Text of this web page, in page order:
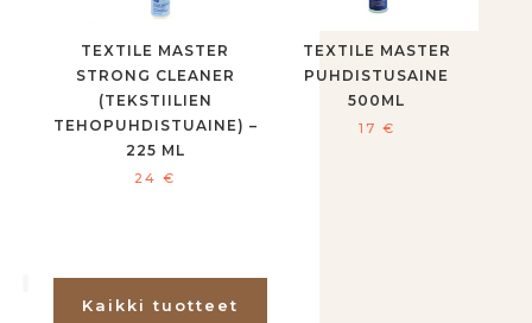
TEXTILE MASTER
STRONG CLEANER
(TEKSTIILIEN
TEHOPUHDISTUAINE) –
225 ML
24€
TEXTILE MASTER
PUHDISTUSAINE
500ML
17 €
Kaikki tuotteet